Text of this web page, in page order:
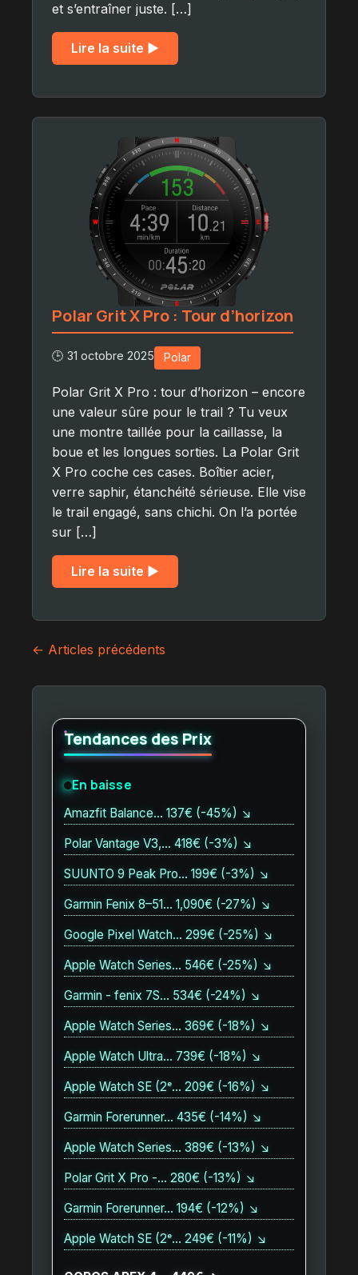
et s’entraîner juste. […]
Lire la suite ▶︎
Polar Grit X Pro : Tour d’horizon
🕒 31 octobre 2025 Polar
Polar Grit X Pro : tour d’horizon – encore
une valeur sûre pour le trail ? Tu veux
une montre taillée pour la caillasse, la
boue et les longues sorties. La Polar Grit
X Pro coche ces cases. Boîtier acier,
verre saphir, étanchéité sérieuse. Elle vise
le trail engagé, sans chichi. On l’a portée
sur […]
Lire la suite ▶︎
Navigation
des
← Articles précédents
Tendances des Prix
En baisse
Amazfit Balance… 137€ (-45%) ↘
Polar Vantage V3,… 418€ (-3%) ↘
SUUNTO 9 Peak Pro… 199€ (-3%) ↘
Garmin Fenix 8–51… 1,090€ (-27%) ↘
Google Pixel Watch… 299€ (-25%) ↘
Apple Watch Series… 546€ (-25%) ↘
Garmin - fenix 7S… 534€ (-24%) ↘
Apple Watch Series… 369€ (-18%) ↘
Apple Watch Ultra… 739€ (-18%) ↘
Apple Watch SE (2ᵉ… 209€ (-16%) ↘
Garmin Forerunner… 435€ (-14%) ↘
Apple Watch Series… 389€ (-13%) ↘
Polar Grit X Pro -… 280€ (-13%) ↘
Garmin Forerunner… 194€ (-12%) ↘
Apple Watch SE (2ᵉ… 249€ (-11%) ↘